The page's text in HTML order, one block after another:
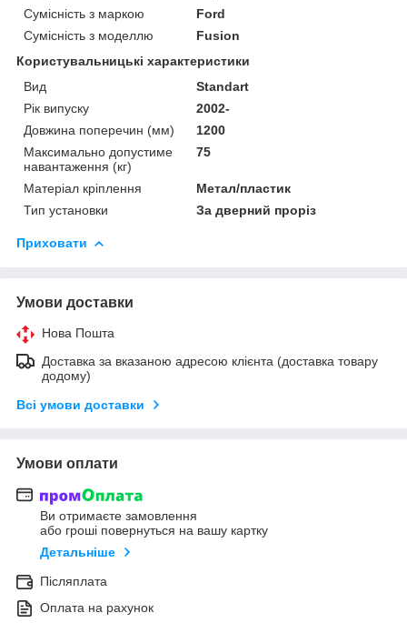
Сумісність з маркою
Ford
Сумісність з моделлю
Fusion
Користувальницькі характеристики
Вид
Standart
Рік випуску
2002-
Довжина поперечин (мм)
1200
Максимально допустиме
навантаження (кг)
75
Матеріал кріплення
Метал/пластик
Тип установки
За дверний проріз
Приховати
Умови доставки
Нова Пошта
Доставка за вказаною адресою клієнта (доставка товару
додому)
Всі умови доставки
Умови оплати
Ви отримаєте замовлення
або гроші повернуться на вашу картку
Детальніше
Післяплата
Оплата на рахунок